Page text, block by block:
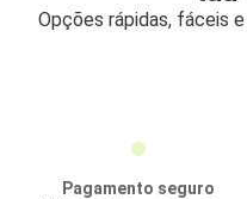
Opções rápidas, fáceis
Pagamento seguro